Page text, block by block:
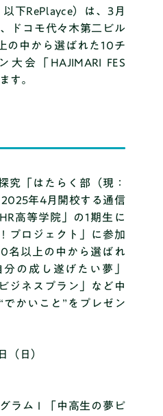
下RePlayce）は、3月
ドコモ代々木第二ビル
の中から選ばれた10チ
大会「HAJIMARI FES
す。
究「はたらく部（現：
年4月開校する通信
高等学院」の1期生に
プロジェクト」に参加
名以上の中から選ばれ
の成し遂げたい夢」
ジネスプラン」など中
かいこと”をプレゼン
（日）
ラムⅠ「中高生の夢ピ